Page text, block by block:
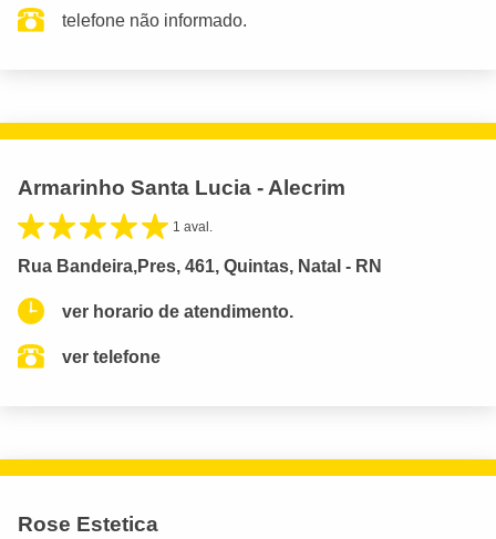
telefone não informado.
Armarinho Santa Lucia - Alecrim
1 aval.
Rua Bandeira,Pres, 461, Quintas, Natal - RN
ver horario de atendimento.
ver telefone
Rose Estetica